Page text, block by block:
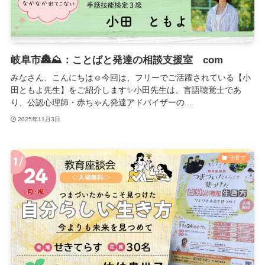
岐阜市🏯⛰️：ことばと発達の相談支援室 com
みなさん、こんにちは☺️今回は、フリーでご活躍されている【小
田ともよ先生】をご紹介します✨小田先生は、言語聴覚士であ
り、公認心理師・赤ちゃん発達アドバイザーの...
2025年11月3日
子育て